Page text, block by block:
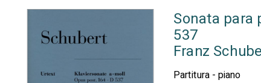
Sonata para
537
Franz
Partitura - piano